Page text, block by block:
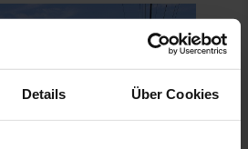
Details Über Cookies